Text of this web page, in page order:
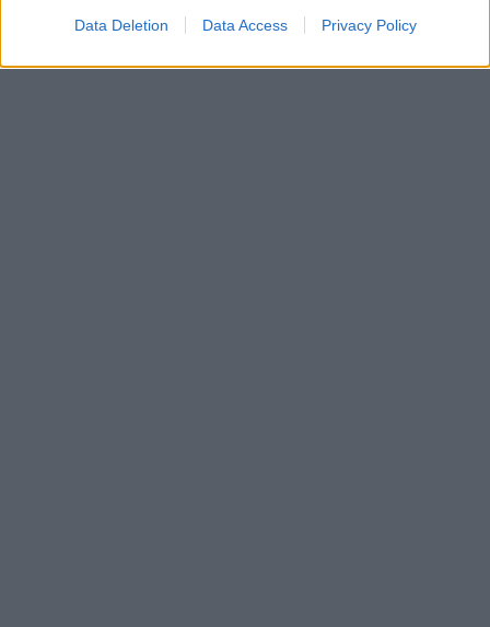
Data Deletion Data Access Privacy Policy